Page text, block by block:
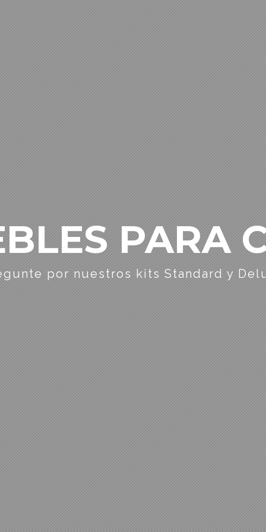
PARA
por nuestros kits Standard y